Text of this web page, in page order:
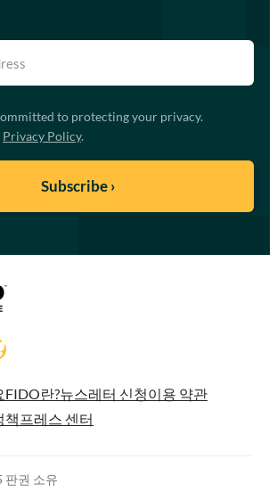
to protecting your privacy.
Privacy Policy.
FIDO란?뉴스레터 신청이용 약관
책 프레스 센터
권 소유